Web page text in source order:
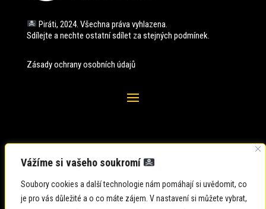
Vážíme si vašeho soukromí
Soubory cookies a další technologie nám pomáhají si uvědomit, co
je pro vás důležité a o co máte zájem. V nastavení si můžete vybrat,
Piráti, 2024. Všechna práva vyhlazena.
Sdílejte a nechte ostatní sdílet za stejných podmínek.
Zásady ochrany osobních údajů